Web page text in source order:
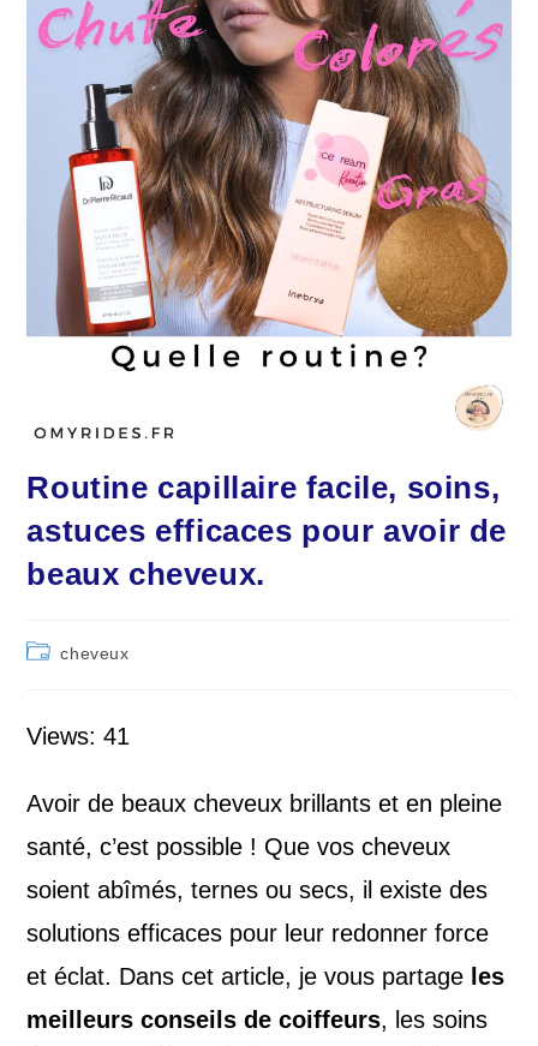
Routine capillaire facile, soins,
astuces efficaces pour avoir de
beaux cheveux.
Postcheveux
Views: 41
Avoir de beaux cheveux brillants et en pleine
santé, c’est possible ! Que vos cheveux
soient abîmés, ternes ou secs, il existe des
solutions efficaces pour leur redonner force
et éclat. Dans cet article, je vous partage les
meilleurs conseils de coiffeurs, les soins